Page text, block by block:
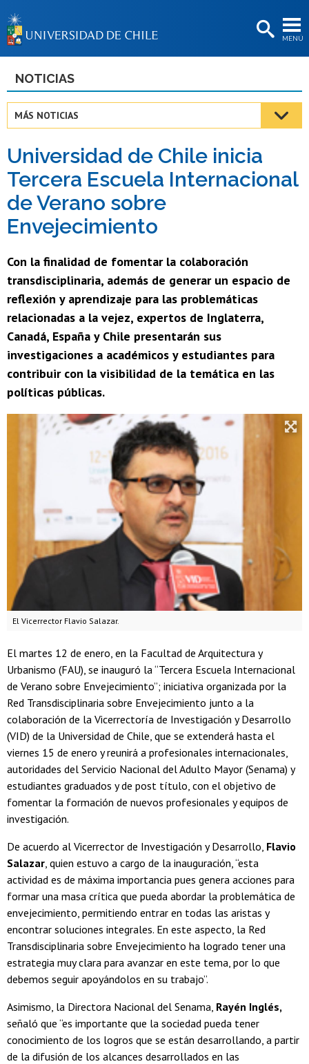
MENÚ
BIBLIOTECAS
Estudiantes
Académicas/os
Funcionarias/os
Egresadas/os
NOTICIAS
MÁS NOTICIAS
Universidad de Chile inicia
Tercera Escuela Internacional
de Verano sobre
Envejecimiento
Con la finalidad de fomentar la colaboración
transdisciplinaria, además de generar un espacio de
reflexión y aprendizaje para las problemáticas
relacionadas a la vejez, expertos de Inglaterra,
Canadá, España y Chile presentarán sus
investigaciones a académicos y estudiantes para
contribuir con la visibilidad de la temática en las
políticas públicas.
El Vicerrector Flavio Salazar.
El martes 12 de enero, en la Facultad de Arquitectura y
Urbanismo (FAU), se inauguró la “Tercera Escuela Internacional
de Verano sobre Envejecimiento”; iniciativa organizada por la
Red Transdisciplinaria sobre Envejecimiento junto a la
colaboración de la Vicerrectoría de Investigación y Desarrollo
(VID) de la Universidad de Chile, que se extenderá hasta el
viernes 15 de enero y reunirá a profesionales internacionales,
autoridades del Servicio Nacional del Adulto Mayor (Senama) y
estudiantes graduados y de post título, con el objetivo de
fomentar la formación de nuevos profesionales y equipos de
investigación.
De acuerdo al Vicerrector de Investigación y Desarrollo, Flavio
Salazar , quien estuvo a cargo de la inauguración, “esta
actividad es de máxima importancia pues genera acciones para
formar una masa crítica que pueda abordar la problemática de
envejecimiento, permitiendo entrar en todas las aristas y
encontrar soluciones integrales. En este aspecto, la Red
Transdisciplinaria sobre Envejecimiento ha logrado tener una
estrategia muy clara para avanzar en este tema, por lo que
debemos seguir apoyándolos en su trabajo”.
Asimismo, la Directora Nacional del Senama, Rayén Inglés,
señaló que “es importante que la sociedad pueda tener
conocimiento de los logros que se están desarrollando, a partir
de la difusión de los alcances desarrollados en las